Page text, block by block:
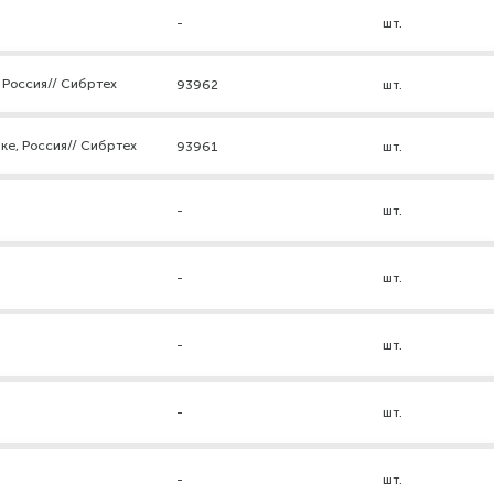
- шт.
Сибртех 93962 шт.
Россия// Сибртех 93961 шт.
- шт.
- шт.
- шт.
- шт.
- шт.